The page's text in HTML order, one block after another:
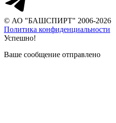
© АО "БАШСПИРТ" 2006-2026
Политика конфиденциальности
Успешно!
Ваше сообщение отправлено